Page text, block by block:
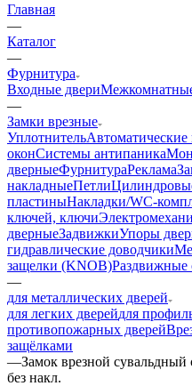
Главная
—
Каталог
—
Фурнитура
Входные двери
—
Замки врезные
УплотнительАвтоматические
оконСистемы антипаника
дверныеФурнитураРеклама
накладныеПетли
пластиныНакладки/WC-
ключей, ключи
дверныеЗадвижкиУпоры
гидравлические доводчики
защелки (KNOB)Раздвижные
—
для металлических дверей
для легких дверейдля
противопожарных дверей
защёлками
—Замок врезной
без накл.